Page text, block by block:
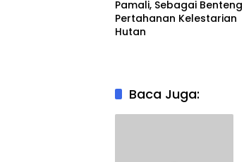
Pamali, Sebagai Benteng
Pertahanan Kelestarian
Hutan
Baca Juga: